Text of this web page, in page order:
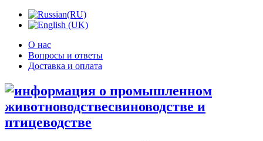
О нас
Вопросы и ответы
Доставка и оплата